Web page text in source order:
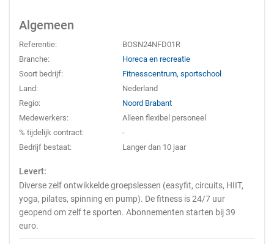
Algemeen
Referentie:
BOSN24NFD01R
Branche:
Horeca en recreatie
Soort bedrijf:
Fitnesscentrum, sportschool
Land:
Nederland
Regio:
Noord Brabant
Medewerkers:
Alleen flexibel personeel
% tijdelijk contract:
-
Bedrijf bestaat:
Langer dan 10 jaar
Levert:
Diverse zelf ontwikkelde groepslessen (easyfit, circuits, HIIT,
yoga, pilates, spinning en pump). De fitness is 24/7 uur
geopend om zelf te sporten. Abonnementen starten bij 39
euro.